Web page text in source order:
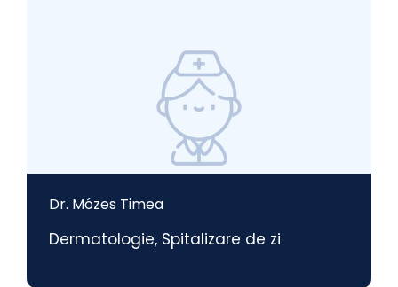
Dr. Mózes Timea
Dermatologie, Spitalizare de zi